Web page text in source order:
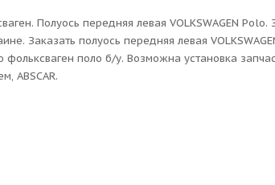
Полуось передняя левая VOLKSWAGEN
Заказать полуось передняя левая
поло б/у. Возможна установка
ABSCAR.